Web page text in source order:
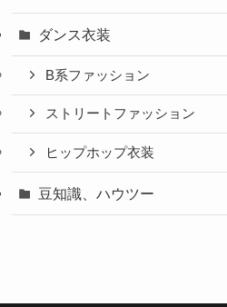
ダンス衣装
B系ファッション
ストリートファッション
ヒップホップ衣装
豆知識、ハウツー